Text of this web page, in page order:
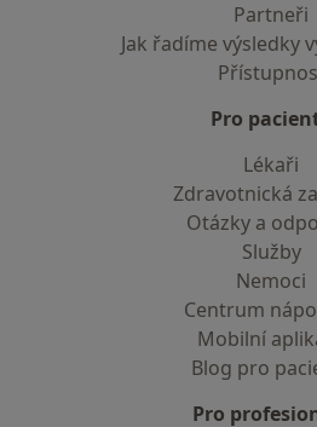
Partneři
Jak řadíme výsledky
Pro
Lékaři
Zdravotnická
Otázky a
Služby
Nemoci
Centrum
Mobilní
Blog pro
Pro